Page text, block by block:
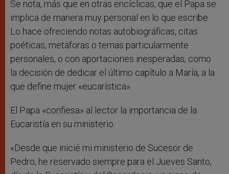
Se nota, más que en otras encíclicas, que el Papa se
implica de manera muy personal en lo que escribe.
Lo hace ofreciendo notas autobiográficas, citas
poéticas, metáforas o temas particularmente
personales, o con aportaciones inesperadas, como
la decisión de dedicar el último capítulo a María, a la
que define mujer «eucarística».
El Papa «confiesa» al lector la importancia de la
Eucaristía en su ministerio.
«Desde que inicié mi ministerio de Sucesor de
Pedro, he reservado siempre para el Jueves Santo,